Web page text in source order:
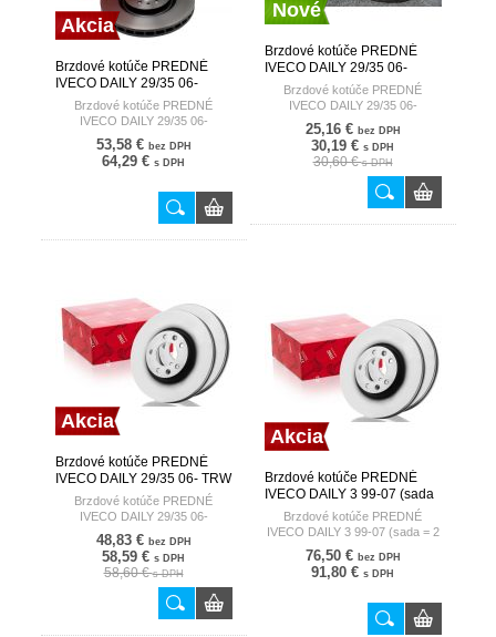
Akcia
Brzdové kotúče PREDNÉ
IVECO DAILY 29/35 06-
BREMBO
Brzdové kotúče PREDNÉ
IVECO DAILY 29/35 06-
53,58 € bez DPH
64,29 € s DPH
Nové
Brzdové kotúče PREDNÉ
IVECO DAILY 29/35 06-
HARTBrzdové kotúče PREDNÉ
IVECO DAILY 29/35 06-
25,16 € bez DPH
30,19 € s DPH
30,60 €s DPH
Akcia
Brzdové kotúče PREDNÉ
IVECO DAILY 29/35 06- TRW
Brzdové kotúče PREDNÉ
IVECO DAILY 29/35 06-
48,83 € bez DPH
58,59 € s DPH
58,60 €s DPH
Akcia
Brzdové kotúče PREDNÉ
IVECO DAILY 3 99-07 (sada
= 2 kusy) TRW
Brzdové kotúče PREDNÉ
IVECO DAILY 3 99-07 (sada = 2
kusy)
76,50 € bez DPH
91,80 € s DPH